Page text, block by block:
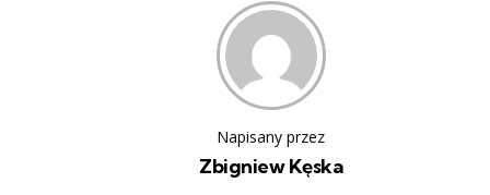
Napisany przez
Zbigniew Kęska